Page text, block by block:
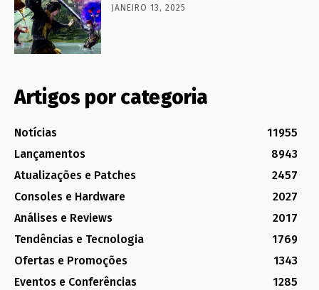
JANEIRO 13, 2025
Artigos por categoria
Notícias
11955
Lançamentos
8943
Atualizações e Patches
2457
Consoles e Hardware
2027
Análises e Reviews
2017
Tendências e Tecnologia
1769
Ofertas e Promoções
1343
Eventos e Conferências
1285